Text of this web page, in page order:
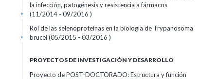
la infección, patogénesis y resistencia a fármacos
(11/2014 - 09/2016 )
+
Rol de las selenoproteínas en la biología de Trypanosoma
brucei (05/2015 - 03/2016 )
+
PROYECTOS DE INVESTIGACIÓN Y DESARROLLO
Proyecto de POST-DOCTORADO: Estructura y función